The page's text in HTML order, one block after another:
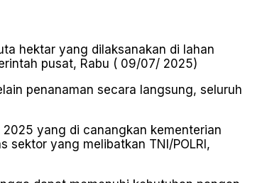
hektar yang dilaksanakan di lahan
pusat, Rabu ( 09/07/ 2025)
penanaman secara langsung, seluruh
yang di canangkan kementerian
sektor yang melibatkan TNI/POLRI,